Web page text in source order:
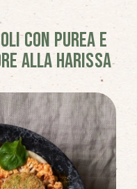
CON PUREA E
ALLA HARISSA